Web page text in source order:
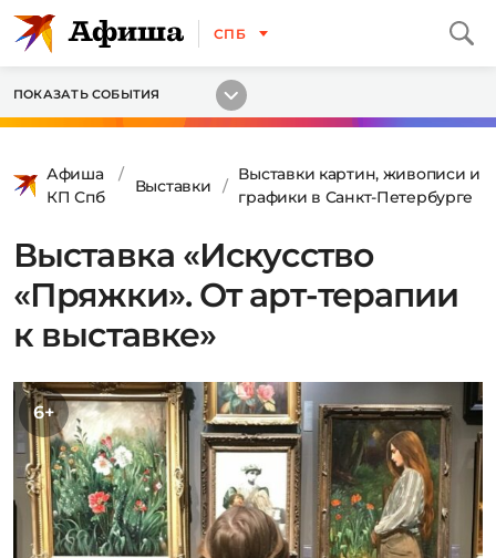
СПБ
ПОКАЗАТЬ СОБЫТИЯ
Афиша
КП Спб
Выставки
Выставки картин, живописи и
графики в Санкт-Петербурге
Выставка «Искусство
«Пряжки». От арт-терапии
к выставке»
6+